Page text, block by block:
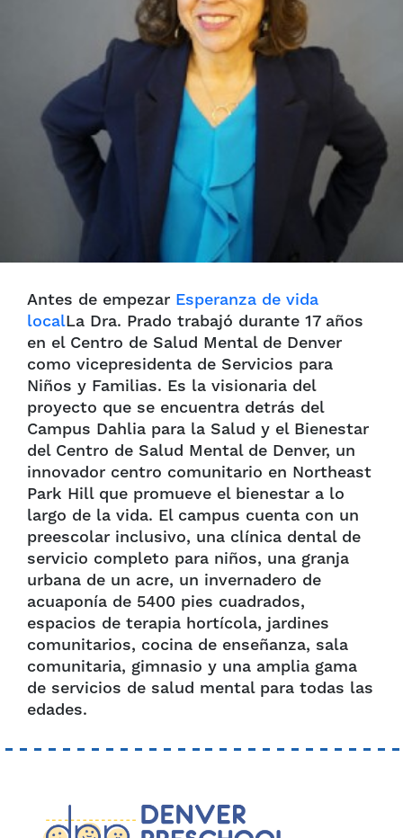
Antes de empezar Esperanza de vida
localLa Dra. Prado trabajó durante 17 años
en el Centro de Salud Mental de Denver
como vicepresidenta de Servicios para
Niños y Familias. Es la visionaria del
proyecto que se encuentra detrás del
Campus Dahlia para la Salud y el Bienestar
del Centro de Salud Mental de Denver, un
innovador centro comunitario en Northeast
Park Hill que promueve el bienestar a lo
largo de la vida. El campus cuenta con un
preescolar inclusivo, una clínica dental de
servicio completo para niños, una granja
urbana de un acre, un invernadero de
acuaponía de 5400 pies cuadrados,
espacios de terapia hortícola, jardines
comunitarios, cocina de enseñanza, sala
comunitaria, gimnasio y una amplia gama
de servicios de salud mental para todas las
edades.